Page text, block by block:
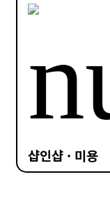
샵인샵 · 미용